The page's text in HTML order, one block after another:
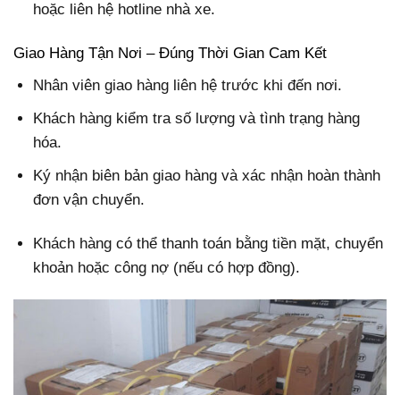
hoặc liên hệ hotline nhà xe.
Giao Hàng Tận Nơi – Đúng Thời Gian Cam Kết
Nhân viên giao hàng liên hệ trước khi đến nơi.
Khách hàng kiểm tra số lượng và tình trạng hàng
hóa.
Ký nhận biên bản giao hàng và xác nhận hoàn thành
đơn vận chuyển.
Khách hàng có thể thanh toán bằng tiền mặt, chuyển
khoản hoặc công nợ (nếu có hợp đồng).